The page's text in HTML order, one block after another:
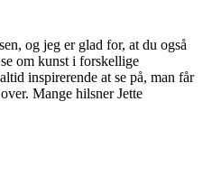
og jeg er glad for, at du også
om kunst i forskellige
inspirerende at se på, man får
Mange hilsner Jette